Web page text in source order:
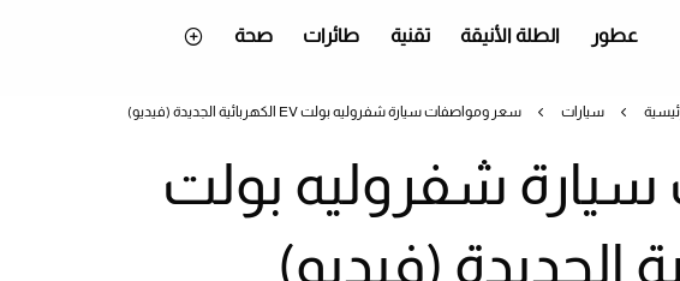
عطور الطلة الأنيقة تقنية طائرات صحة
سيارات سعر ومواصفات سيارة شفروليه بولت EV الكهربائية الجديدة (فيديو)
شفروليه بولت